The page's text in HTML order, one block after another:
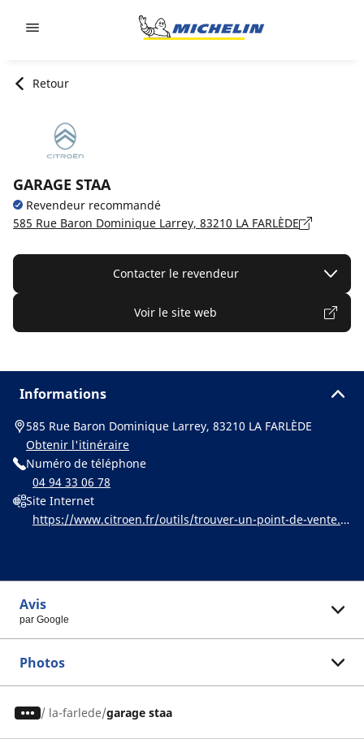
Retour
GARAGE STAA
Revendeur recommandé
585 Rue Baron Dominique Larrey, 83210 LA FARLÈDE
Contacter le revendeur
Voir le site web
Informations
585 Rue Baron Dominique Larrey, 83210 LA FARLÈDE
Obtenir l'itinéraire
Numéro de téléphone
04 94 33 06 78
Site Internet
https://www.citroen.fr/outils/trouver-un-point-de-vente.h
Avis
par Google
Photos
/ la-farlede garage staa